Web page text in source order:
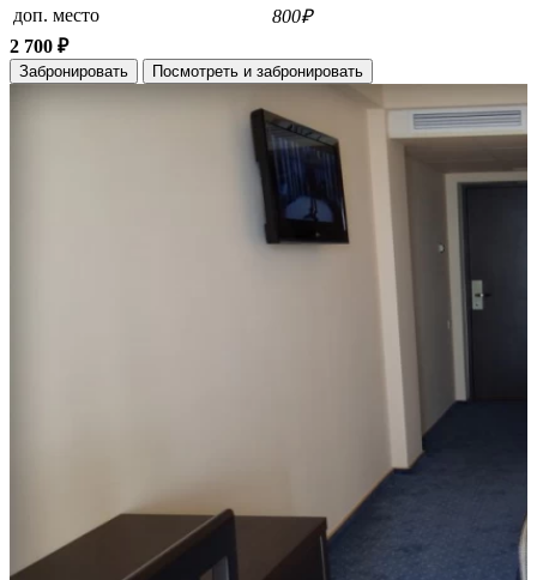
доп. место
800₽
2 700 ₽
Забронировать Посмотреть и забронировать